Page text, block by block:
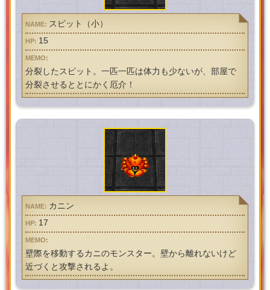
スピット（小）
15
分裂したスピット。一匹一匹は体力も少ないが、部屋で
分裂させるととにかく厄介！
カニン
17
壁際を移動するカニのモンスター。壁から離れないけど
近づくと攻撃されるよ。